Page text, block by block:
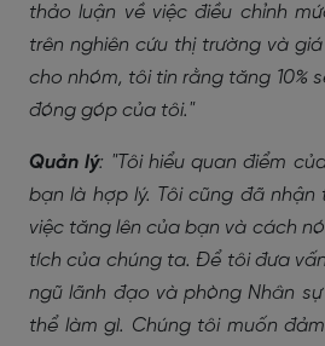
thảo luận về việc điều chỉnh
trên nghiên cứu thị trường và
cho nhóm, tôi tin rằng tăng 10%
đóng góp của tôi."
Quản lý: "Tôi hiểu quan điểm
bạn là hợp lý. Tôi cũng đã nhận
việc tăng lên của bạn và cách
tích của chúng ta. Để tôi đưa
ngũ lãnh đạo và phòng Nhân
thể làm gì. Chúng tôi muốn